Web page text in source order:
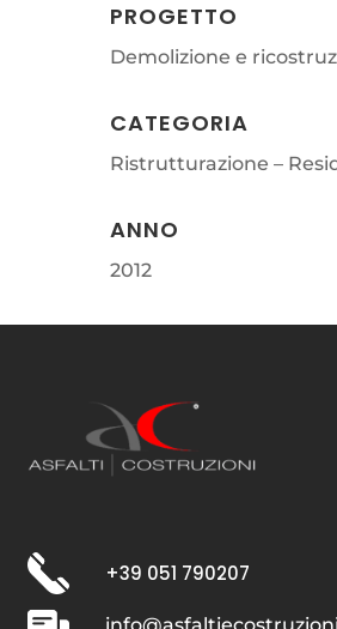
PROGETTO
Demolizione e
CATEGORIA
Ristrutturazione –
ANNO
2012
+39 051 790207